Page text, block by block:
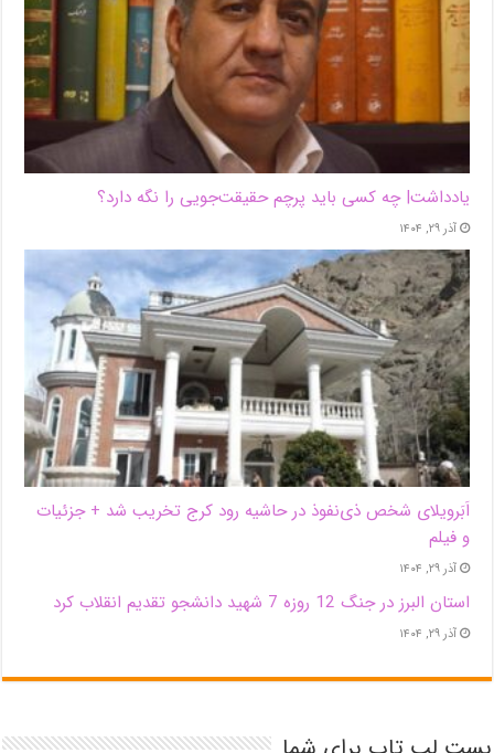
یادداشت| ‌چه کسی باید پرچم حقیقت‌جویی را نگه دارد؟
آذر ۲۹, ۱۴۰۴
اَبَر‌ویلای شخص ذی‌نفوذ در حاشیه‌ رود کرج تخریب شد + جزئیات
و فیلم
آذر ۲۹, ۱۴۰۴
استان البرز در جنگ 12 روزه 7 شهید دانشجو تقدیم انقلاب کرد
آذر ۲۹, ۱۴۰۴